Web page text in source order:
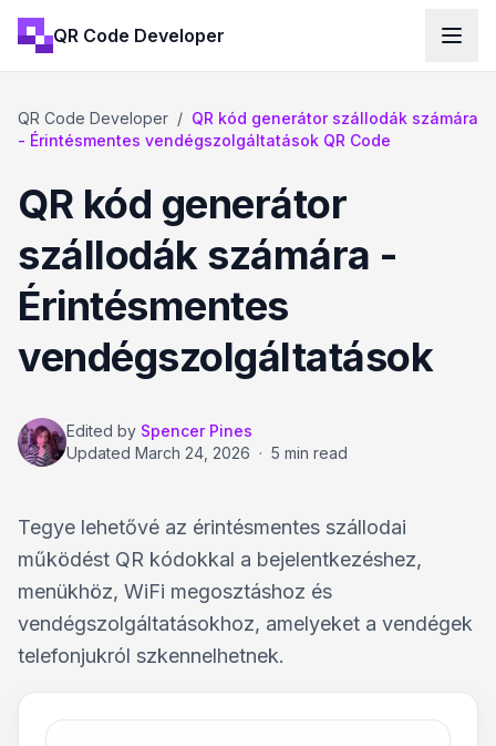
QR Code Developer
QR Code Developer / QR kód generátor szállodák számára
- Érintésmentes vendégszolgáltatások QR Code
QR kód generátor
szállodák számára -
Érintésmentes
vendégszolgáltatások
Edited by Spencer Pines
Updated March 24, 2026 · 5 min read
Tegye lehetővé az érintésmentes szállodai
működést QR kódokkal a bejelentkezéshez,
menükhöz, WiFi megosztáshoz és
vendégszolgáltatásokhoz, amelyeket a vendégek
telefonjukról szkennelhetnek.